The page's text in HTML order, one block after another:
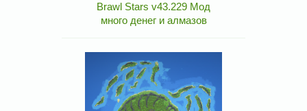
Brawl Stars v43.229 Мод
много денег и алмазов